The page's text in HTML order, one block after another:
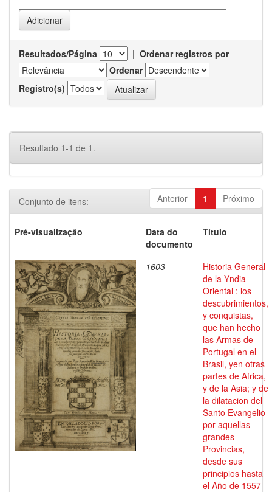
Resultados/Página | Ordenar registros por
Ordenar
Registro(s)
Resultado 1-1 de 1.
Anterior 1 Próximo
Conjunto de itens:
Pré-visualização
Data do
documento
Título
1603
Historia General
de la Yndia
Oriental : los
descubrimientos,
y conquistas,
que han hecho
las Armas de
Portugal en el
Brasil, yen otras
partes de Africa,
y de la Asia; y de
la dilatacion del
Santo Evangelio
por aquellas
grandes
Provincias,
desde sus
principios hasta
el Año de 1557